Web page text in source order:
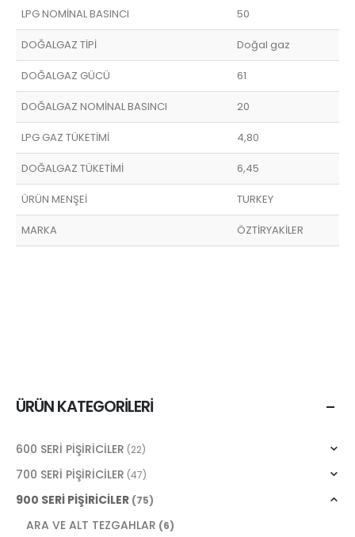
LPG NOMİNAL BASINCI 50
DOĞALGAZ TİPİ Doğal gaz
DOĞALGAZ GÜCÜ 61
DOĞALGAZ NOMİNAL BASINCI 20
LPG GAZ TÜKETİMİ 4,80
DOĞALGAZ TÜKETİMİ 6,45
ÜRÜN MENŞEİ TURKEY
MARKA ÖZTİRYAKİLER
ÜRÜN KATEGORILERI
600 SERİ PİŞİRİCİLER (22)
700 SERİ PİŞİRİCİLER (47)
900 SERİ PİŞİRİCİLER (75)
ARA VE ALT TEZGAHLAR (6)